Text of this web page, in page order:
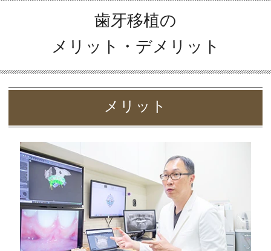
歯牙移植の
メリット・デメリット
メリット